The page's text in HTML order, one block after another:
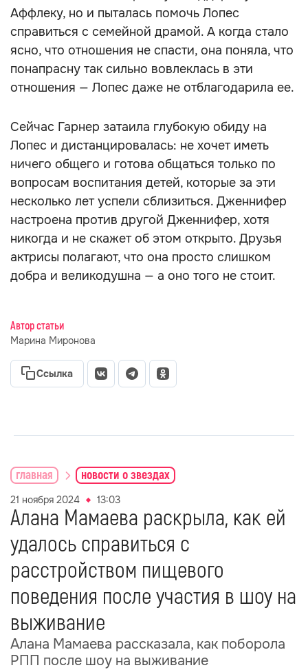
Аффлеку, но и пыталась помочь Лопес
справиться с семейной драмой. А когда стало
ясно, что отношения не спасти, она поняла, что
понапрасну так сильно вовлеклась в эти
отношения — Лопес даже не отблагодарила ее.
Сейчас Гарнер затаила глубокую обиду на
Лопес и дистанцировалась: не хочет иметь
ничего общего и готова общаться только по
вопросам воспитания детей, которые за эти
несколько лет успели сблизиться. Дженнифер
настроена против другой Дженнифер, хотя
никогда и не скажет об этом открыто. Друзья
актрисы полагают, что она просто слишком
добра и великодушна — а оно того не стоит.
Автор статьи
Марина Миронова
Ссылка
главная новости о звездах
21 ноября 2024 13:03
Алана Мамаева раскрыла, как ей
удалось справиться с
расстройством пищевого
поведения после участия в шоу на
выживание
Алана Мамаева рассказала, как поборола
РПП после шоу на выживание